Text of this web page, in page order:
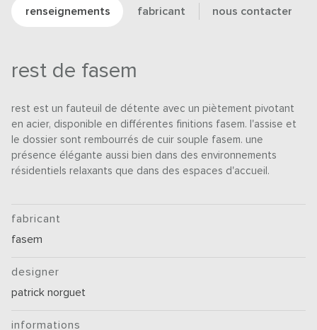
renseignements fabricant nous contacter
rest de fasem
rest est un fauteuil de détente avec un piètement pivotant
en acier, disponible en différentes finitions fasem. l'assise et
le dossier sont rembourrés de cuir souple fasem. une
présence élégante aussi bien dans des environnements
résidentiels relaxants que dans des espaces d'accueil.
fabricant
fasem
designer
patrick norguet
informations